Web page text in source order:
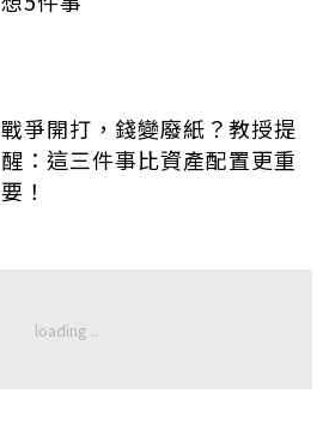
戰爭開打，錢變廢紙？教授提
醒：這三件事比資產配置更重
要！